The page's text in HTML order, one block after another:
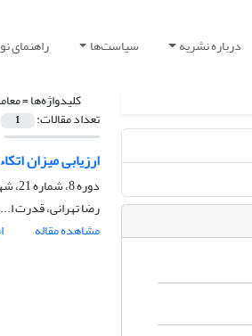
درباره نشریه سیاست‌ها راهنمای
کلیدواژه‌ها =
تعداد مقالات: 1
ارزیابی میزان
دوره 8، شماره 21، شهریور 1385
رضا تهرانی، قدرت
مشاهده مقاله